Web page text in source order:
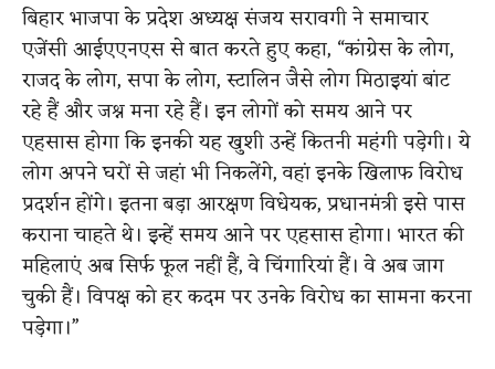
बिहार भाजपा के प्रदेश अध्यक्ष संजय सरावगी ने समाचार
एजेंसी आईएएनएस से बात करते हुए कहा, “कांग्रेस के लोग,
राजद के लोग, सपा के लोग, स्टालिन जैसे लोग मिठाइयां बांट
रहे हैं और जश्न मना रहे हैं। इन लोगों को समय आने पर
एहसास होगा कि इनकी यह खुशी उन्हें कितनी महंगी पड़ेगी। ये
लोग अपने घरों से जहां भी निकलेंगे, वहां इनके खिलाफ विरोध
प्रदर्शन होंगे। इतना बड़ा आरक्षण विधेयक, प्रधानमंत्री इसे पास
कराना चाहते थे। इन्हें समय आने पर एहसास होगा। भारत की
महिलाएं अब सिर्फ फूल नहीं हैं, वे चिंगारियां हैं। वे अब जाग
चुकी हैं। विपक्ष को हर कदम पर उनके विरोध का सामना करना
पड़ेगा।”